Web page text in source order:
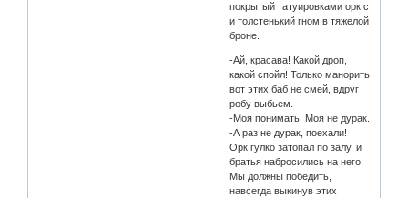
покрытый татуировками орк с
и толстенький гном в тяжелой
броне.
-Ай, красава! Какой дроп,
какой спойл! Только манорить
вот этих баб не смей, вдруг
робу выбьем.
-Моя понимать. Моя не дурак.
-А раз не дурак, поехали!
Орк гулко затопал по залу, и
братья набросились на него.
Мы должны победить,
навсегда выкинув этих